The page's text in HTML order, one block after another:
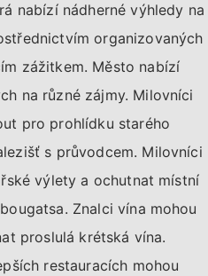
nabízí nádherné výhledy na
organizovaných
zážitkem. Město nabízí
na různé zájmy. Milovníci
pro prohlídku starého
s průvodcem. Milovníci
výlety a ochutnat místní
Znalci vína mohou
proslulá krétská vína.
restauracích mohou